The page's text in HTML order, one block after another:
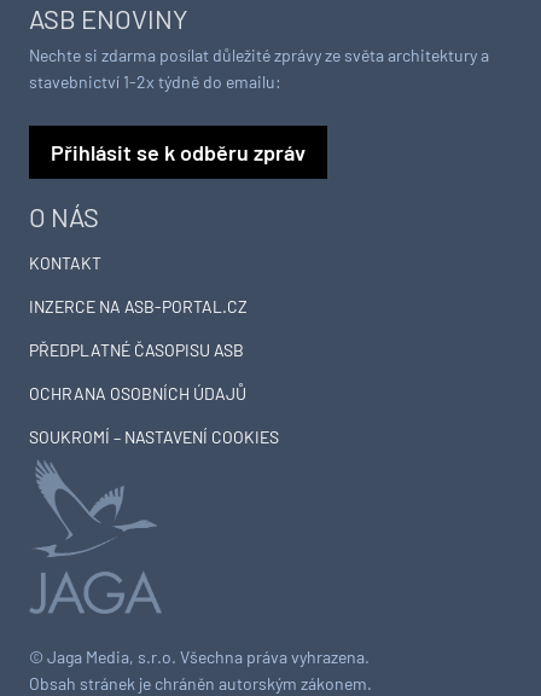
© Jaga Media, s.r.o. Všechna práva vyhrazena.
Obsah stránek je chráněn autorským zákonem.
O NÁS
KONTAKT
INZERCE NA ASB-PORTAL.CZ
PŘEDPLATNÉ ČASOPISU ASB
OCHRANA OSOBNÍCH ÚDAJŮ
SOUKROMÍ – NASTAVENÍ COOKIES
ASB ENOVINY
Nechte si zdarma posílat důležité zprávy ze světa architektury a
stavebnictví 1-2x týdně do emailu:
Přihlásit se k odběru zpráv